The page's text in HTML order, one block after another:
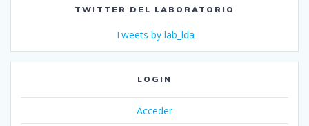
TWITTER DEL LABORATORIO
Tweets by lab_lda
LOGIN
Acceder